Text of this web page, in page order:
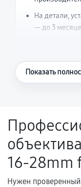
На детали,
— до 3
Что
Поломка
нормальной
техническим
Показать
16‑28mm
Нужен